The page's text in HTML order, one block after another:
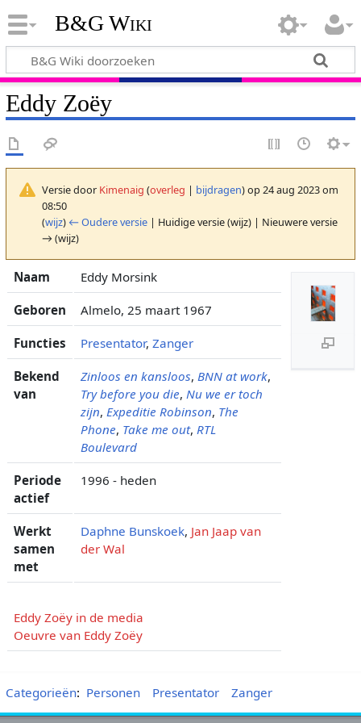
B&G Wiki
Eddy Zoëy
Versie door Kimenaig (overleg | bijdragen)op 24 aug 2023 om
08:50
(wijz) ← Oudere versie| Huidige versie (wijz) | Nieuwere versie
→ (wijz)
Naam Eddy Morsink
Geboren Almelo, 25 maart 1967
Functies Presentator, Zanger
Bekend
van
Zinloos en kansloos, BNN at work,
Try before you die, Nu we er toch
zijn, Expeditie Robinson, The
Phone, Take me out, RTL
Boulevard
Periode
actief
1996 - heden
Werkt
samen
met
Daphne Bunskoek, Jan Jaap van
der Wal
Eddy Zoëy in de media
Oeuvre van Eddy Zoëy
Categorieën: Personen Presentator Zanger